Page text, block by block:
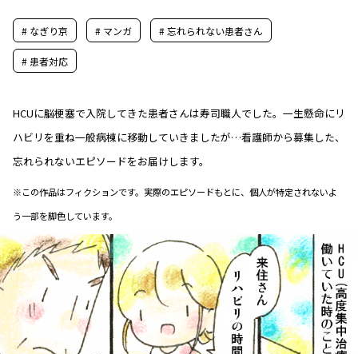
# なぎり京 # マンガ # 忘れられない患者さん
# 患者対応
HCUに脳梗塞で入院してきた患者さんは寿司職人でした。一生懸命にリ
ハビリを重ね一般病棟に移動していきましたが…看護師から募集した、
忘れられないエピソードをお届けします。
※この作品はフィクションです。実際のエピソードもとに、個人が特定されないよ
う一部を脚色しています。